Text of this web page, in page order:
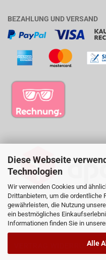
Diese Webseite
Technologien
Wir verwenden Cookies und
Drittanbietern, um die ordentliche
gewährleisten, die Nutzung
ein bestmögliches
Informationen finden Sie in
Alle
BEZAHLUNG UND VERSAND
VERTRAG WIDERRUFEN